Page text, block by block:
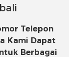
Telepon
Kami Dapat
Berbagai